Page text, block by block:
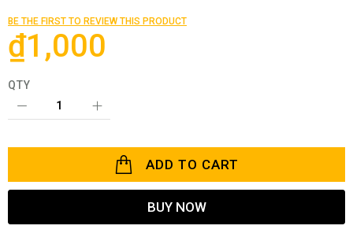
of
the
images
gallery
BE THE FIRST TO REVIEW THIS PRODUCT
₫1,000
QTY
ADD TO CART
BUY NOW